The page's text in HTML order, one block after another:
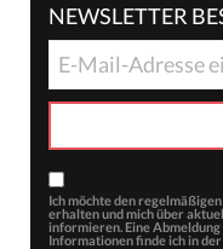
NEWSLETTER
Ich möchte den
erhalten und mich über
informieren. Eine
Informationen finde ich in der